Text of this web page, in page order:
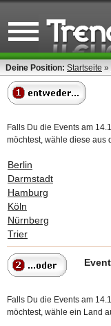
Deine Position: Startseite »
Falls Du die Events am
möchtest, wähle diese aus
Berlin
Darmstadt
Hamburg
Köln
Nürnberg
Trier
Falls Du die Events am
möchtest, wähle ein Land